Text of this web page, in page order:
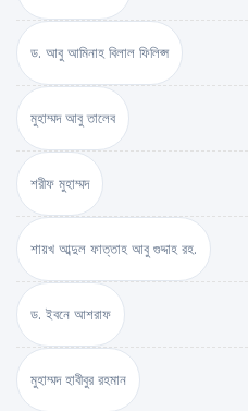
ড. আবু আমিনাহ বিলাল ফিলিপ্স
মুহাম্মদ আবু তালেব
শরীফ মুহাম্মদ
শায়খ আব্দুল ফাত্তাহ আবু গুদ্দাহ রহ.
ড. ইবনে আশরাফ
মুহাম্মদ হাবীবুর রহমান